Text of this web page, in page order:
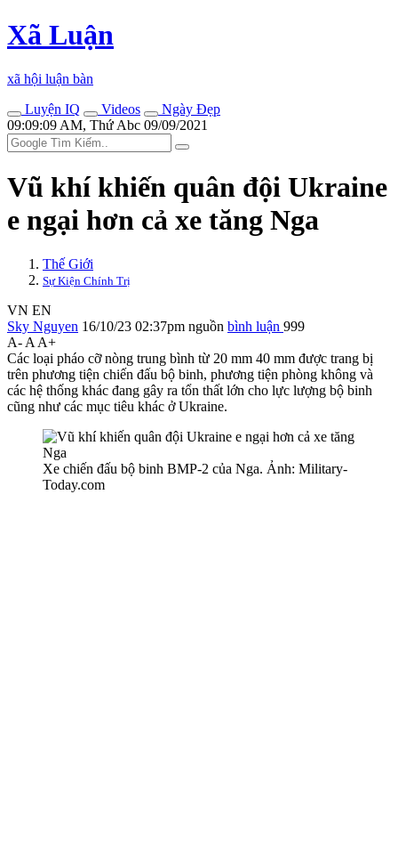
Xã Luận
xã hội luận bàn
Luyện IQ
Videos
Ngày Đẹp
09:09:09 AM, Thứ Abc 09/09/2021
Vũ khí khiến quân đội Ukraine
e ngại hơn cả xe tăng Nga
Thế Giới
Sự Kiện Chính Trị
VN EN
Sky Nguyen 16/10/23 02:37pm nguồn bình luận 999
A- A A+
Các loại pháo cỡ nòng trung bình từ 20 mm 40 mm được trang bị
trên phương tiện chiến đấu bộ binh, phương tiện phòng không và
các hệ thống khác đang gây ra tổn thất lớn cho lực lượng bộ binh
cũng như các mục tiêu khác ở Ukraine.
Xe chiến đấu bộ binh BMP-2 của Nga. Ảnh: Military-
Today.com